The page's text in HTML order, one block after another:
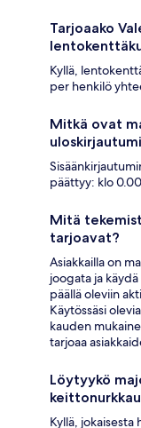
Tarjoaako
Kyllä,
per henkilö
Mitkä ovat
päättyy: klo
Mitä
tarjoavat?
Asiakkailla on
joogata ja
päällä oleviin
Käytössäsi
kauden
tarjoaa
Löytyykö
Kyllä,